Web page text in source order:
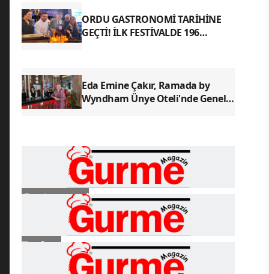
ORDU GASTRONOMİ TARİHİNE
GEÇTİ! İLK FESTİVALDE 196
Eda Emine Çakır, Ramada by
Wyndham Ünye Oteli'nde Genel
Gastronomi
Turizm